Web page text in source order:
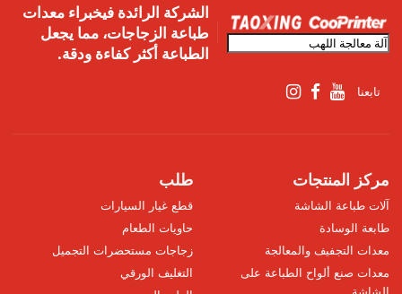
الشركة الرائدة فيخبراء معدات
طباعة الزجاجات، مما يجعل
الطباعة أكثر كفاءة ودقة.
تابعنا
مركز المنتجات
آلات طباعة الشاشة
طابعة الوسادة
معدات التجفيف والمعالجة
معدات صنع ألواح الطباعة على
طلب
قطع غيار السيارات
حاويات الطعام
زجاجات مستحضرات التجميل
التغليف الورقي